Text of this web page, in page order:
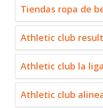
Tiendas ropa de
Athletic club
Athletic club la
Athletic club